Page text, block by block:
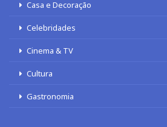
Casa e Decoração
Celebridades
Cinema & TV
Cultura
Gastronomia